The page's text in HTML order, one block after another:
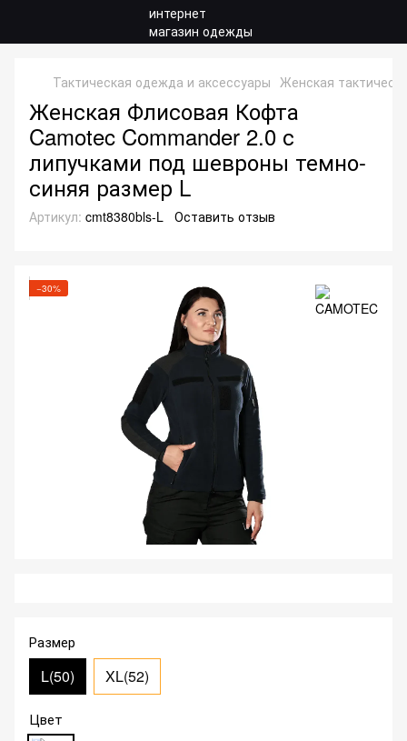
Тактическая одежда и аксессуары Женская
Женская Флисовая Кофта
Camotec Commander 2.0 с
липучками под шевроны темно-
синяя размер L
Артикул: cmt8380bls-L Оставить отзыв
−30%
Размер
L(50) XL(52)
Цвет